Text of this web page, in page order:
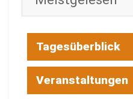
Tagesüberblick
Veranstaltungen